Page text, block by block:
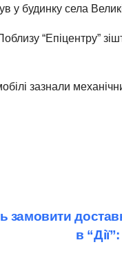
у будинку села
“Епіцентру”
зазнали
замовити
в